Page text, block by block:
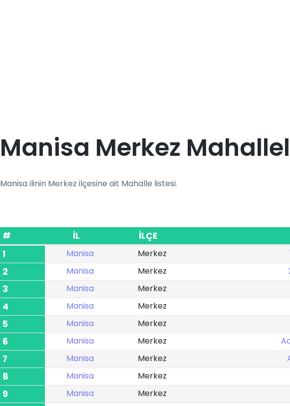
Manisa Merkez
Manisa ilinin Merkez ilçesine ait Mahalle listesi.
# İL
İLÇE
1
Manisa Merkez
2 Manisa Merkez
3 Manisa Merkez
4 Manisa Merkez
5 Manisa Merkez
6 Manisa Merkez
7 Manisa Merkez
8 Manisa Merkez
9 Manisa Merkez